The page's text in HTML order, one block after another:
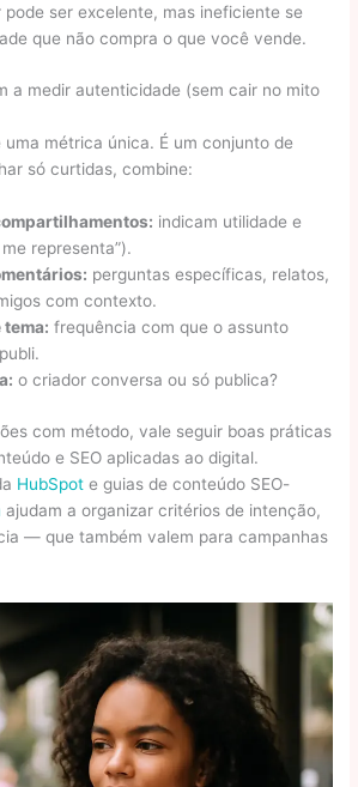
ser excelente, mas ineficiente se
que não compra o que você vende.
a medir autenticidade (sem cair no mito
métrica única. É um conjunto de
só curtidas, combine:
indicam utilidade e
representa”).
perguntas específicas, relatos,
com contexto.
frequência com que o assunto
o criador conversa ou só publica?
com método, vale seguir boas práticas
e SEO aplicadas ao digital.
HubSpot e guias de conteúdo SEO-
ajudam a organizar critérios de intenção,
— que também valem para campanhas